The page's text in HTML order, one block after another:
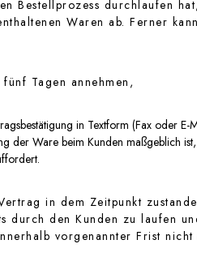
Bestellprozess durchlaufen
Waren ab. Ferner
Tagen annehmen,
in Textform (Fax oder
der Ware beim Kunden maßgeblich
in dem Zeitpunkt
durch den Kunden zu laufen
vorgenannter Frist